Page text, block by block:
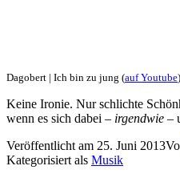
Dagobert | Ich bin zu jung (auf Youtube
Keine Ironie. Nur schlichte
wenn es sich dabei – irgendwie –
Veröffentlicht am 25. Juni 2013
Kategorisiert als Musik